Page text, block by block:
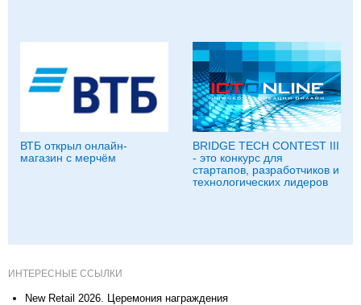
ВТБ открыл онлайн-
магазин с мерчём
BRIDGE TECH CONTEST III
- это конкурс для
стартапов, разработчиков и
технологических лидеров
ИНТЕРЕСНЫЕ ССЫЛКИ
New Retail 2026. Церемония награждения